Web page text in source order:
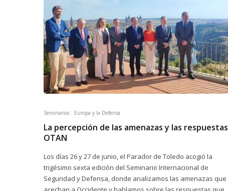
Seminarios Europa y la Defensa
La percepción de las amenazas y las respuestas
OTAN
Los días 26 y 27 de junio, el Parador de Toledo acogió la
trigésimo sexta edición del Seminario Internacional de
Seguridad y Defensa, donde analizamos las amenazas que